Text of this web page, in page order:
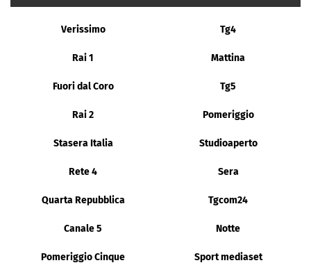
Verissimo Tg4
Rai 1 Mattina
Fuori dal Coro Tg5
Rai 2 Pomeriggio
Stasera Italia Studioaperto
Rete 4 Sera
Quarta Repubblica Tgcom24
Canale 5 Notte
Pomeriggio Cinque Sport mediaset